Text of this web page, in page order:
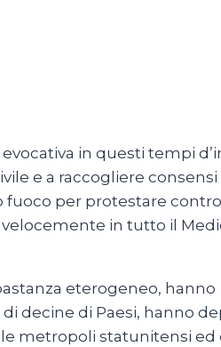
in questi tempi
e a raccogliere
fuoco per protestare
in tutto il
eterogeneo, hanno
decine di Paesi, hanno
metropoli statunitensi ed